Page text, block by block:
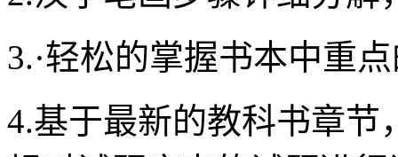
3.·轻松的掌握书本中重
4.基于最新的教科书章节